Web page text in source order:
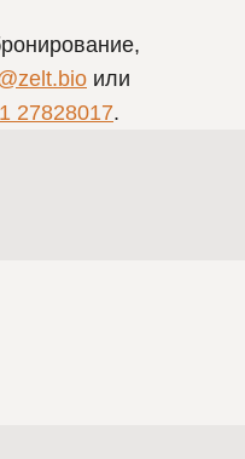
или
27828017.